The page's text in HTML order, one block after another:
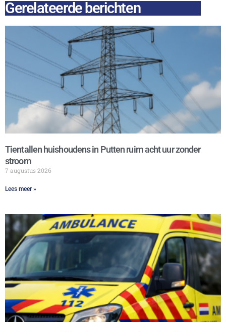
Gerelateerde berichten
Tientallen huishoudens in Putten ruim acht uur zonder
stroom
7 augustus 2026
Lees meer »